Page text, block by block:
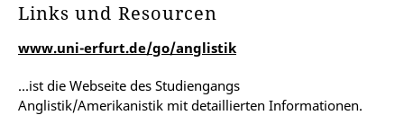
Links und Resourcen
www.uni-erfurt.de/go/anglistik
…ist die Webseite des Studiengangs
Anglistik/Amerikanistik mit detaillierten Informationen.